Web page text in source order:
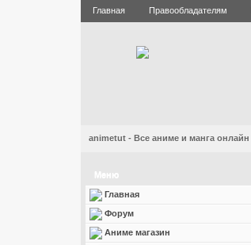
Главная Правообладателям
animetut - Все аниме и манга онлайн
Меню
Главная
Форум
Аниме магазин